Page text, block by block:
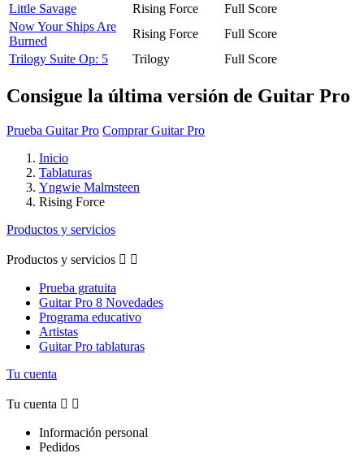
Little Savage
Rising Force
Full Score
Now Your Ships Are
Burned
Rising Force
Full Score
Trilogy Suite Op: 5
Trilogy Full Score
Consigue la última versión de Guitar Pro
Prueba Guitar Pro Comprar Guitar Pro
Inicio
Tablaturas
Yngwie Malmsteen
Rising Force
Productos y servicios
Productos y servicios  
Prueba gratuita
Guitar Pro 8 Novedades
Programa educativo
Artistas
Guitar Pro tablaturas
Tu cuenta
Tu cuenta  
Información personal
Pedidos